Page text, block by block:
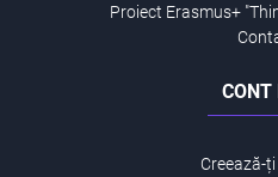
Proiect Erasmus+
CONT
Creează-